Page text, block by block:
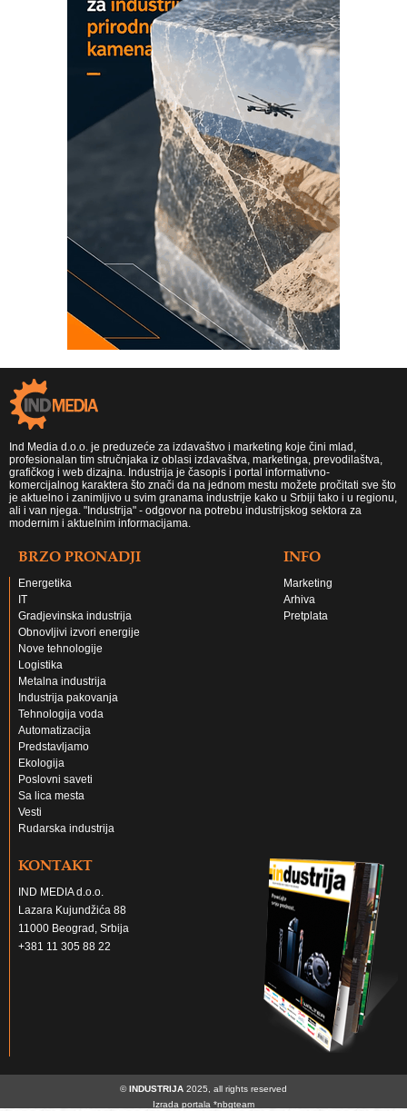
Ind Media d.o.o. je preduzeće za izdavaštvo i marketing koje čini mlad,
profesionalan tim stručnjaka iz oblasi izdavaštva, marketinga, prevodilaštva,
grafičkog i web dizajna. Industrija je časopis i portal informativno-
komercijalnog karaktera što znači da na jednom mestu možete pročitati sve što
je aktuelno i zanimljivo u svim granama industrije kako u Srbiji tako i u regionu,
ali i van njega. "Industrija" - odgovor na potrebu industrijskog sektora za
modernim i aktuelnim informacijama.
BRZO PRONADJI
Energetika
IT
Gradjevinska industrija
Obnovljivi izvori energije
Nove tehnologije
Logistika
Metalna industrija
Industrija pakovanja
Tehnologija voda
Automatizacija
Predstavljamo
Ekologija
Poslovni saveti
Sa lica mesta
Vesti
Rudarska industrija
INFO
Marketing
Arhiva
Pretplata
KONTAKT
IND MEDIA d.o.o.
Lazara Kujundžića 88
11000 Beograd, Srbija
+381 11 305 88 22
©INDUSTRIJA 2025, all rights reserved
Izrada portala *nbgteam